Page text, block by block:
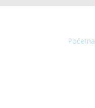
Početna